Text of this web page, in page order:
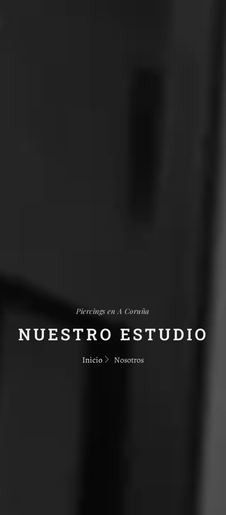
Piercings en A Coruña
NUESTRO ESTUDIO
Inicio Nosotros